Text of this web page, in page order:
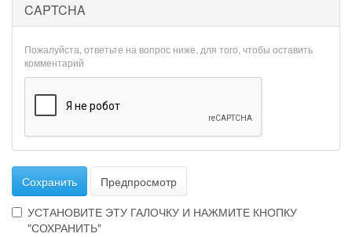
CAPTCHA
Пожалуйста, ответьте на вопрос ниже, для того, чтобы оставить
комментарий
Сохранить
Предпросмотр
УСТАНОВИТЕ ЭТУ ГАЛОЧКУ И НАЖМИТЕ КНОПКУ
"СОХРАНИТЬ"